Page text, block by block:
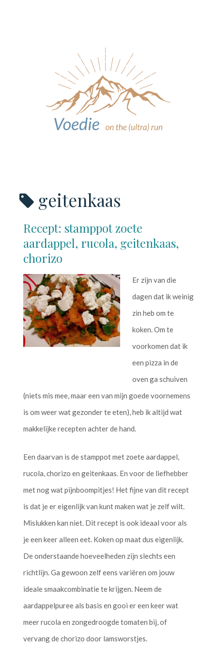
geitenkaas
Recept: stamppot zoete
aardappel, rucola, geitenkaas,
chorizo
Er zijn van die
dagen dat ik weinig
zin heb om te
koken. Om te
voorkomen dat ik
een pizza in de
oven ga schuiven
(niets mis mee, maar een van mijn goede voornemens
is om weer wat gezonder te eten), heb ik altijd wat
makkelijke recepten achter de hand.
Een daarvan is de stamppot met zoete aardappel,
rucola, chorizo en geitenkaas. En voor de liefhebber
met nog wat pijnboompitjes! Het fijne van dit recept
is dat je er eigenlijk van kunt maken wat je zelf wilt.
Mislukken kan niet. Dit recept is ook ideaal voor als
je een keer alleen eet. Koken op maat dus eigenlijk.
De onderstaande hoeveelheden zijn slechts een
richtlijn. Ga gewoon zelf eens variëren om jouw
ideale smaakcombinatie te krijgen. Neem de
aardappelpuree als basis en gooi er een keer wat
meer rucola en zongedroogde tomaten bij, of
vervang de chorizo door lamsworstjes.